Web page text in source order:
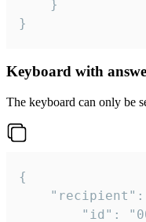
}
Keyboard with
The keyboard can only be
{